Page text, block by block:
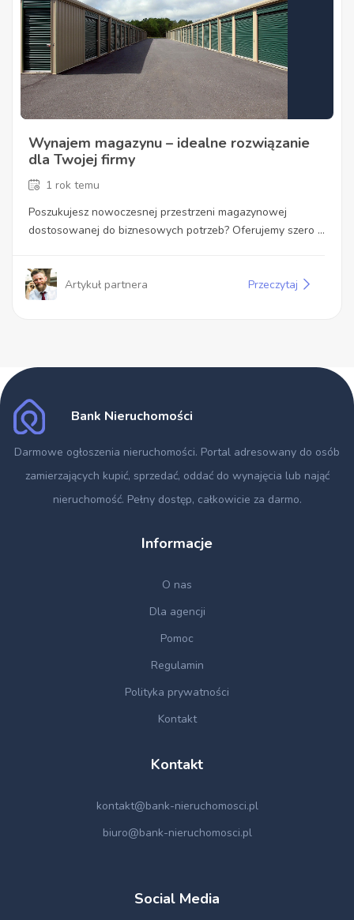
Wynajem magazynu – idealne rozwiązanie
dla Twojej firmy
1 rok temu
Poszukujesz nowoczesnej przestrzeni magazynowej
dostosowanej do biznesowych potrzeb? Oferujemy szero ...
Artykuł partnera Przeczytaj
Bank Nieruchomości
Darmowe ogłoszenia nieruchomości. Portal adresowany do osób
zamierzających kupić, sprzedać, oddać do wynajęcia lub nająć
nieruchomość. Pełny dostęp, całkowicie za darmo.
Informacje
O nas
Dla agencji
Pomoc
Regulamin
Polityka prywatności
Kontakt
Kontakt
kontakt@bank-nieruchomosci.pl
biuro@bank-nieruchomosci.pl
Social Media